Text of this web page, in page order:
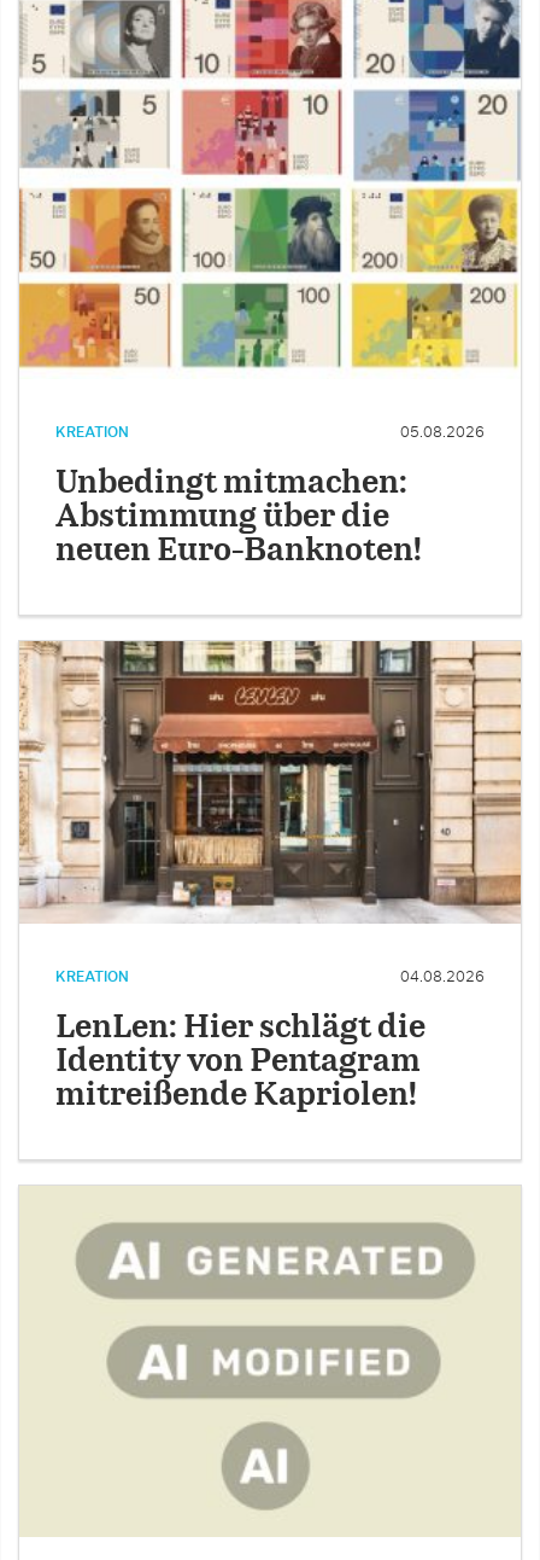
KREATION 05.08.2026
Unbedingt mitmachen:
Abstimmung über die
neuen Euro-Banknoten!
KREATION 04.08.2026
LenLen: Hier schlägt die
Identity von Pentagram
mitreißende Kapriolen!